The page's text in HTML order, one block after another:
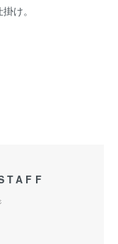
け。